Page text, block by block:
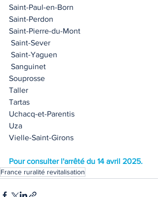
Saint-Paul-en-Born
Saint-Perdon
Saint-Pierre-du-Mont
Saint-Sever
Saint-Yaguen
Sanguinet
Souprosse
Taller
Tartas
Uchacq-et-Parentis
Uza
Vielle-Saint-Girons
Pour consulter l'arrêté du 14 avril 2025.
France ruralité revitalisation